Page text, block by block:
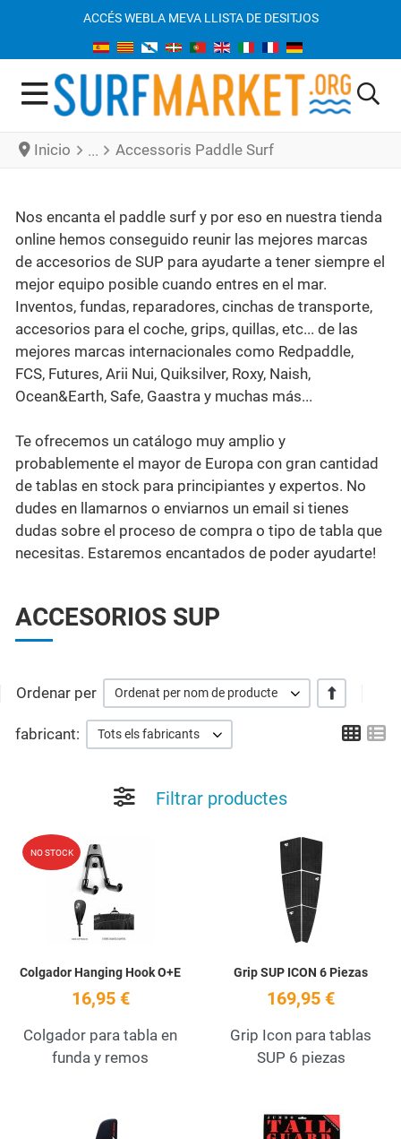
ACCÉS WEBLA MEVA LLISTA DE DESITJOS
Inicio Accessoris Paddle Surf
Nos encanta el paddle surf y por eso en nuestra tienda
online hemos conseguido reunir las mejores marcas
de accesorios de SUP para ayudarte a tener siempre el
mejor equipo posible cuando entres en el mar.
Inventos, fundas, reparadores, cinchas de transporte,
accesorios para el coche, grips, quillas, etc... de las
mejores marcas internacionales como Redpaddle,
FCS, Futures, Arii Nui, Quiksilver, Roxy, Naish,
Ocean&Earth, Safe, Gaastra y muchas más...
Te ofrecemos un catálogo muy amplio y
probablemente el mayor de Europa con gran cantidad
de tablas en stock para principiantes y expertos. No
dudes en llamarnos o enviarnos un email si tienes
dudas sobre el proceso de compra o tipo de tabla que
necesitas. Estaremos encantados de poder ayudarte!
ACCESORIOS SUP
Ordenar per Ordenat per nom de producte +/-
fabricant: Tots els fabricants Grid
Filtrar productes
NO STOCK Add to Wishlist
Colgador Hanging Hook O+E
16,95 €
Colgador para tabla en
funda y remos
Grip SUP ICON 6 Piezas
169,95 €
Grip Icon para tablas
SUP 6 piezas
Add to Wishlist